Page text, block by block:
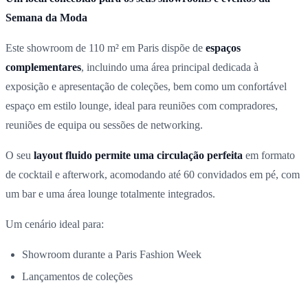
Semana da Moda
Este showroom de 110 m² em Paris dispõe de espaços
complementares, incluindo uma área principal dedicada à
exposição e apresentação de coleções, bem como um confortável
espaço em estilo lounge, ideal para reuniões com compradores,
reuniões de equipa ou sessões de networking.
O seu layout fluido permite uma circulação perfeita em formato
de cocktail e afterwork, acomodando até 60 convidados em pé, com
um bar e uma área lounge totalmente integrados.
Um cenário ideal para:
Showroom durante a Paris Fashion Week
Lançamentos de coleções